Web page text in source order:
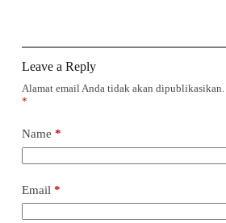
Leave a Reply
Alamat email Anda tidak akan dipublikasikan.
*
Name *
Email *